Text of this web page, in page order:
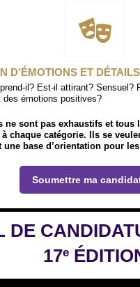
D’ÉMOTIONS ET
il? Est-il attirant? Sensuel?
des émotions positives?
ne sont pas exhaustifs et tous
chaque catégorie. Ils se
une base d’orientation pour
Soumettre ma
DE
17e